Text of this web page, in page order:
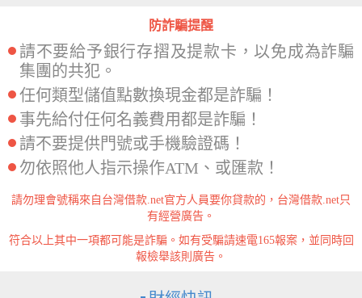
防詐騙提醒
請不要給予銀行存摺及提款卡，以免成為詐騙
集團的共犯。
任何類型儲值點數換現金都是詐騙！
事先給付任何名義費用都是詐騙！
請不要提供門號或手機驗證碼！
勿依照他人指示操作ATM、或匯款！
請勿理會號稱來自台灣借款.net官方人員要你貸款的，台灣借款.net只
有經營廣告。
符合以上其中一項都可能是詐騙。如有受騙請速電165報案，並同時回
報檢舉該則廣告。